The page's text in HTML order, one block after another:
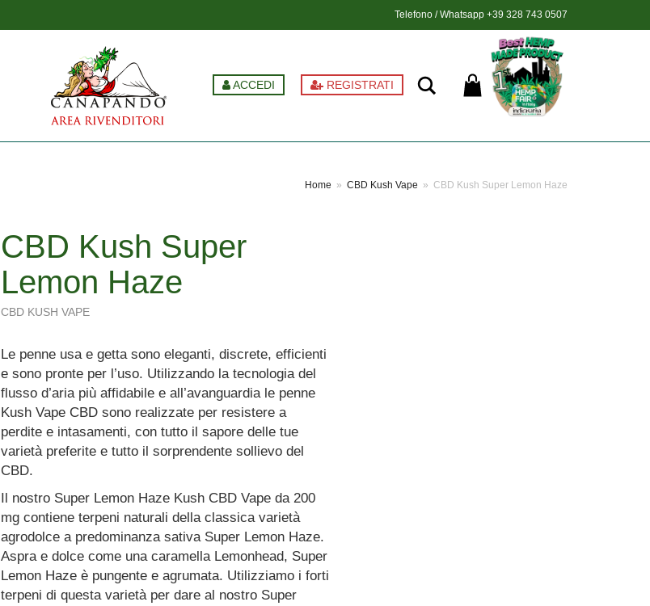
Telefono / Whatsapp +39 328 743 0507
ACCEDI REGISTRATI Ricerca
Home » CBD Kush Vape » CBD Kush Super Lemon Haze
CBD Kush Super
Lemon Haze
CBD KUSH VAPE
Le penne usa e getta sono eleganti, discrete, efficienti
e sono pronte per l’uso. Utilizzando la tecnologia del
flusso d’aria più affidabile e all’avanguardia le penne
Kush Vape CBD sono realizzate per resistere a
perdite e intasamenti, con tutto il sapore delle tue
varietà preferite e tutto il sorprendente sollievo del
CBD.
Il nostro Super Lemon Haze Kush CBD Vape da 200
mg contiene terpeni naturali della classica varietà
agrodolce a predominanza sativa Super Lemon Haze.
Aspra e dolce come una caramella Lemonhead, Super
Lemon Haze è pungente e agrumata. Utilizziamo i forti
terpeni di questa varietà per dare al nostro Super